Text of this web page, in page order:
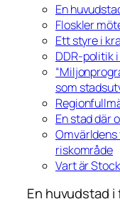
En
Floskler
Ett styre i
DDR-politik
som
En stad där
Omvärldens
riskområde
Vart är
En huvudstad